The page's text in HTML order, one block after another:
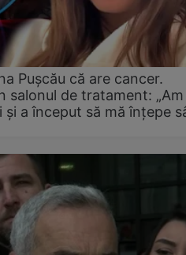
Pușcău că are cancer.
salonul de tratament:
a început să mă înțepe